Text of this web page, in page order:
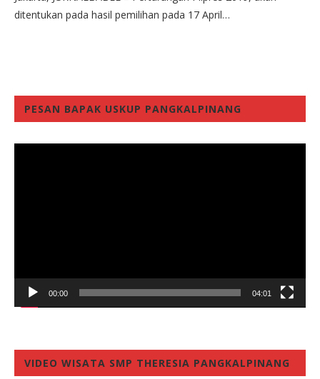
ditentukan pada hasil pemilihan pada 17 April…
PESAN BAPAK USKUP PANGKALPINANG
00:00 04:01
VIDEO WISATA SMP THERESIA PANGKALPINANG